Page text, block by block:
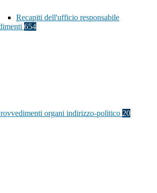
Recapiti dell'ufficio responsabile
654
organi indirizzo-politico 20